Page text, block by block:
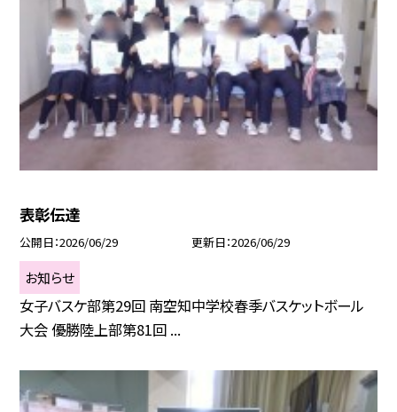
表彰伝達
公開日 2026/06/29 更新日 2026/06/29
お知らせ
女子バスケ部第29回 南空知中学校春季バスケットボール
大会 優勝陸上部第81回 ...